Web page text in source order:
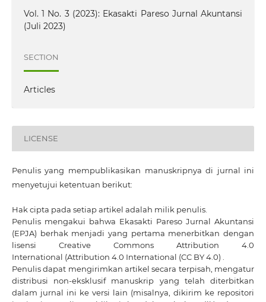
Vol. 1 No. 3 (2023): Ekasakti Pareso Jurnal Akuntansi
(Juli 2023)
SECTION
Articles
LICENSE
Penulis yang mempublikasikan manuskripnya di jurnal ini
menyetujui ketentuan berikut:
Hak cipta pada setiap artikel adalah milik penulis.
Penulis mengakui bahwa Ekasakti Pareso Jurnal Akuntansi
(EPJA) berhak menjadi yang pertama menerbitkan dengan
lisensi Creative Commons Attribution 4.0
International (Attribution 4.0 International (CC BY 4.0) .
Penulis dapat mengirimkan artikel secara terpisah, mengatur
distribusi non-eksklusif manuskrip yang telah diterbitkan
dalam jurnal ini ke versi lain (misalnya, dikirim ke repositori